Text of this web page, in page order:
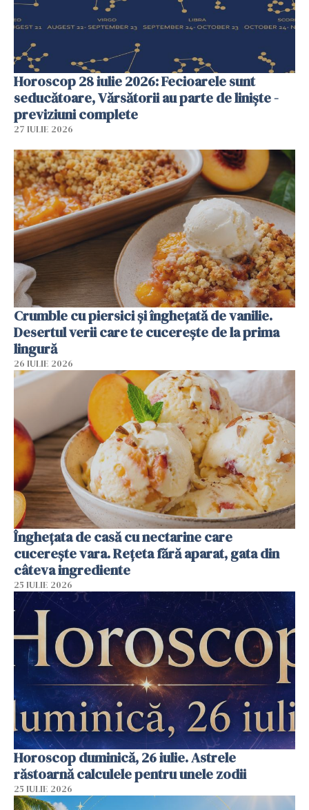
Horoscop 28 iulie 2026: Fecioarele sunt
seducătoare, Vărsătorii au parte de liniște -
previziuni complete
27 IULIE 2026
Crumble cu piersici și înghețată de vanilie.
Desertul verii care te cucerește de la prima
lingură
26 IULIE 2026
Înghețata de casă cu nectarine care
cucerește vara. Rețeta fără aparat, gata din
câteva ingrediente
25 IULIE 2026
Horoscop duminică, 26 iulie. Astrele
răstoarnă calculele pentru unele zodii
25 IULIE 2026